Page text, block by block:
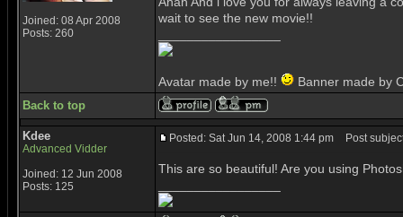
Joined: 08 Apr 2008
Posts: 260
wait to see the new movie!!
Avatar made by me!! Banner made by
Back to top
Kdee
Advanced Vidder
Joined: 12 Jun 2008
Posts: 125
Posted: Sat Jun 14, 2008 1:44 pm Post
This are so beautiful! Are you using